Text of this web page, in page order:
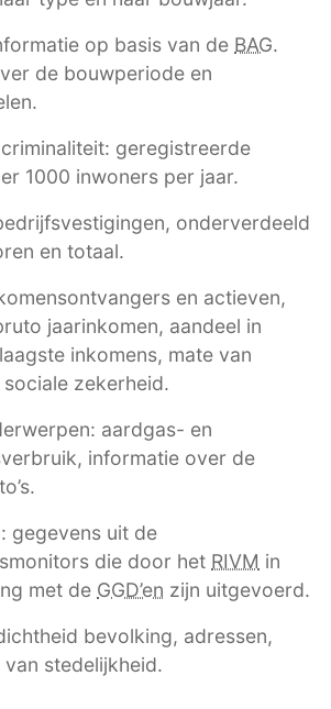
op basis van de BAG.
de bouwperiode en
geregistreerde
1000 inwoners per jaar.
onderverdeeld
en totaal.
en actieven,
jaarinkomen, aandeel in
inkomens, mate van
zekerheid.
aardgas- en
informatie over de
gegevens uit de
die door het RIVM in
met de GGD’en zijn uitgevoerd.
bevolking, adressen,
van stedelijkheid.